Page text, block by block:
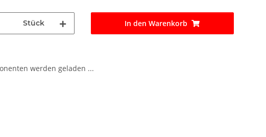
Stück In den Warenkorb
werden geladen ...